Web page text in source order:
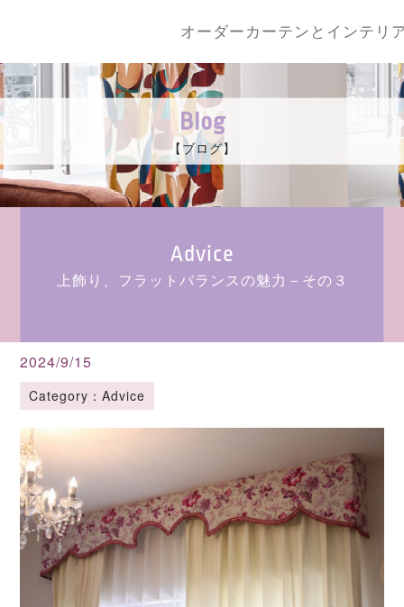
オーダーカーテンとインテリ
Blog
【ブログ】
Advice
上飾り、フラットバランスの魅力－その３
2024/9/15
Category：Advice